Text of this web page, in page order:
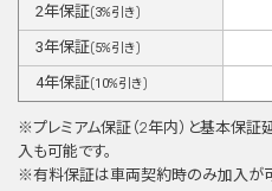
2年保証(3%引き)
3年保証(5%引き)
4年保証(10%引き)
※プレミアム保証（2年内）と基本保証
⼊も可能です。
※有料保証は⾞両契約時のみ加⼊が可